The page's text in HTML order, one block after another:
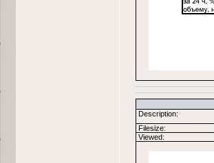
Description:
Filesize:
Viewed: